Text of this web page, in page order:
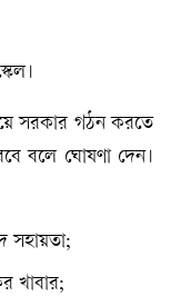
সরকার গঠন করতে
বলে ঘোষণা দেন।
সহায়তা;
খাবার;